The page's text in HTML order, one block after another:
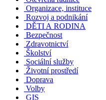
Organizace, instituce
Rozvoj a podnikání
DĚTI A RODINA
Bezpečnost
Zdravotnictví
Školství
Sociální služby
Životní prostředí
Doprava
Volby
GIS